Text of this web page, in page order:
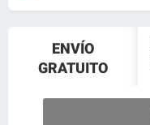
ENVÍO
GRATUITO